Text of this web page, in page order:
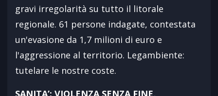
gravi irregolarità su tutto il litorale
regionale. 61 persone indagate, contestata
un'evasione da 1,7 milioni di euro e
l'aggressione al territorio. Legambiente:
tutelare le nostre coste.
SANITA’: VIOLENZA SENZA FINE,